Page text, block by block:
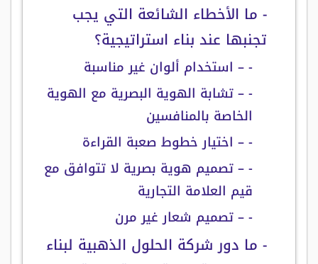
- ما الأخطاء الشائعة التي يجب
تجنبها عند بناء استراتيجية؟
- – استخدام ألوان غير مناسبة
- – تشابة الهوية البصرية مع الهوية
الخاصة بالمنافسين
- – اختيار خطوط صعبة القراءة
- – تصميم هوية بصرية لا تتوافق مع
قيم العلامة التجارية
- – تصميم شعار غير مرن
- ما دور شركة الحلول الذهبية لبناء